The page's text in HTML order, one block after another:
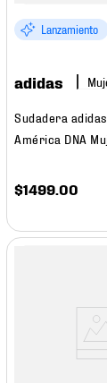
Lanzamiento
adidas
Sudadera
América DNA
$1499 .00